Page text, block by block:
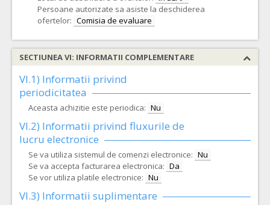
Persoane autorizate sa asiste la deschiderea
ofertelor: Comisia de evaluare
SECTIUNEA VI: INFORMATII COMPLEMENTARE
VI.1) Informatii privind
periodicitatea
Aceasta achizitie este periodica: Nu
VI.2) Informatii privind fluxurile de
lucru electronice
Se va utiliza sistemul de comenzi electronice: Nu
Se va accepta facturarea electronica: Da
Se vor utiliza platile electronice: Nu
VI.3) Informatii suplimentare